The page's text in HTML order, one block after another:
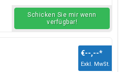
Schicken Sie mir wenn
verfügbar!
€--,--*
Exkl. MwSt.